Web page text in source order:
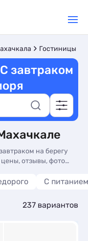
завтраком
на берегу
отзывы, фото
С питанием
237 вариантов